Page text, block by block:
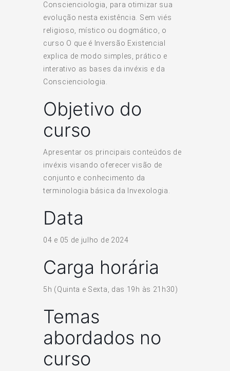
Conscienciologia, para otimizar sua
evolução nesta existência. Sem viés
religioso, místico ou dogmático, o
curso O que é Inversão Existencial
explica de modo simples, prático e
interativo as bases da invéxis e da
Conscienciologia.
Objetivo do
curso
Apresentar os principais conteúdos de
invéxis visando oferecer visão de
conjunto e conhecimento da
terminologia básica da Invexologia.
Data
04 e 05 de julho de 2024
Carga horária
5h (Quinta e Sexta, das 19h às 21h30)
Temas
abordados no
curso